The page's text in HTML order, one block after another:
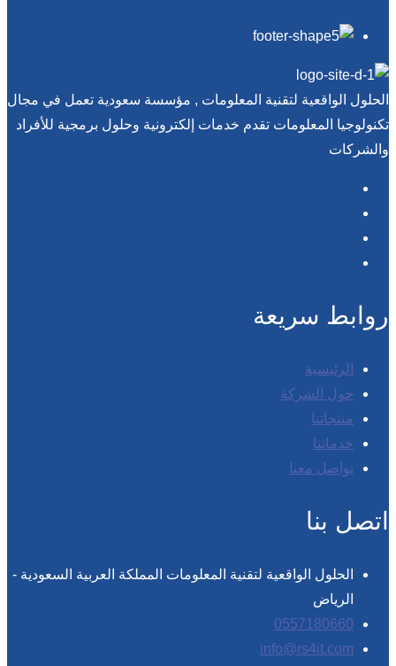
الحلول الواقعية لتقنية المعلومات , مؤسسة سعودية تعمل في مجال
تكنولوجيا المعلومات تقدم خدمات إلكترونية وحلول برمجية للأفراد
والشركات
روابط سريعة
الرئيسية
حول الشركة
منتجاتنا
خدماتنا
تواصل معنا
اتصل بنا
الحلول الواقعية لتقنية المعلومات المملكة العربية السعودية -
الرياض
0557180660
info@rs4it.com